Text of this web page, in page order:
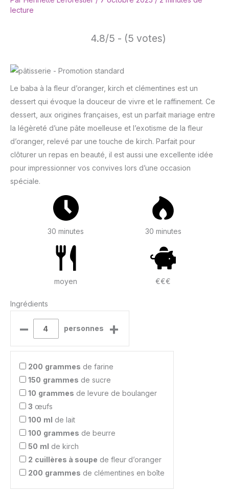
lecture
4.8/5 - (5 votes)
Le baba à la fleur d’oranger, kirch et clémentines est un
dessert qui évoque la douceur de vivre et le raffinement. Ce
dessert, aux origines françaises, est un parfait mariage entre
la légèreté d’une pâte moelleuse et l’exotisme de la fleur
d’oranger, relevé par une touche de kirch. Parfait pour
clôturer un repas en beauté, il est aussi une excellente idée
pour impressionner vos convives lors d’une occasion
spéciale.
30 minutes 30 minutes
moyen €€€
Ingrédients
– personnes +
200 grammes de farine
150 grammes de sucre
10 grammes de levure de boulanger
3 œufs
100 ml de lait
100 grammes de beurre
50 ml de kirch
2 cuillères à soupe de fleur d’oranger
200 grammes de clémentines en boîte